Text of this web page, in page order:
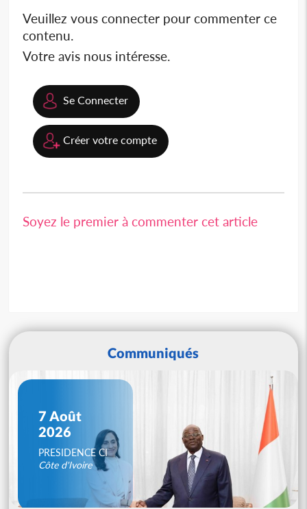
Veuillez vous connecter pour commenter ce
contenu.
Votre avis nous intéresse.
Se Connecter
Créer votre compte
Soyez le premier à commenter cet article
Communiqués
7 Août
2026
PRESIDENCE CI
Côte d'Ivoire